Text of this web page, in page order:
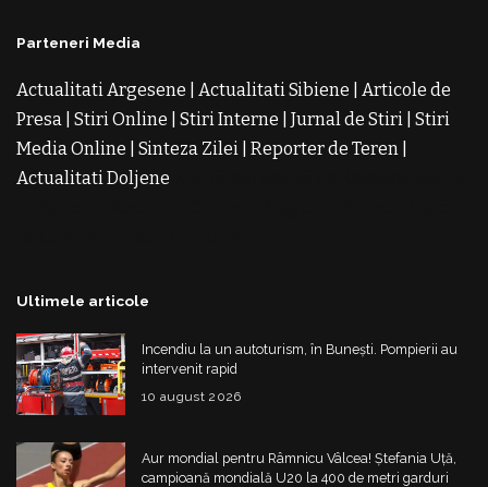
Parteneri Media
Actualitati Argesene Actualitati Sibiene
Articole de
Presa Stiri Online Stiri Interne Jurnal de Stiri Stiri
Media Online
Sinteza Zilei Reporter de Teren
Actualitati Doljene
Ultimele articole
Incendiu la un autoturism, în Bunești. Pompierii au
intervenit rapid
10 august 2026
Aur mondial pentru Râmnicu Vâlcea! Ștefania Uță,
campioană mondială U20 la 400 de metri garduri